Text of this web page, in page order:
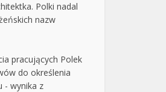
Polki nadal
nazw
pracujących Polek
do określenia
- wynika z